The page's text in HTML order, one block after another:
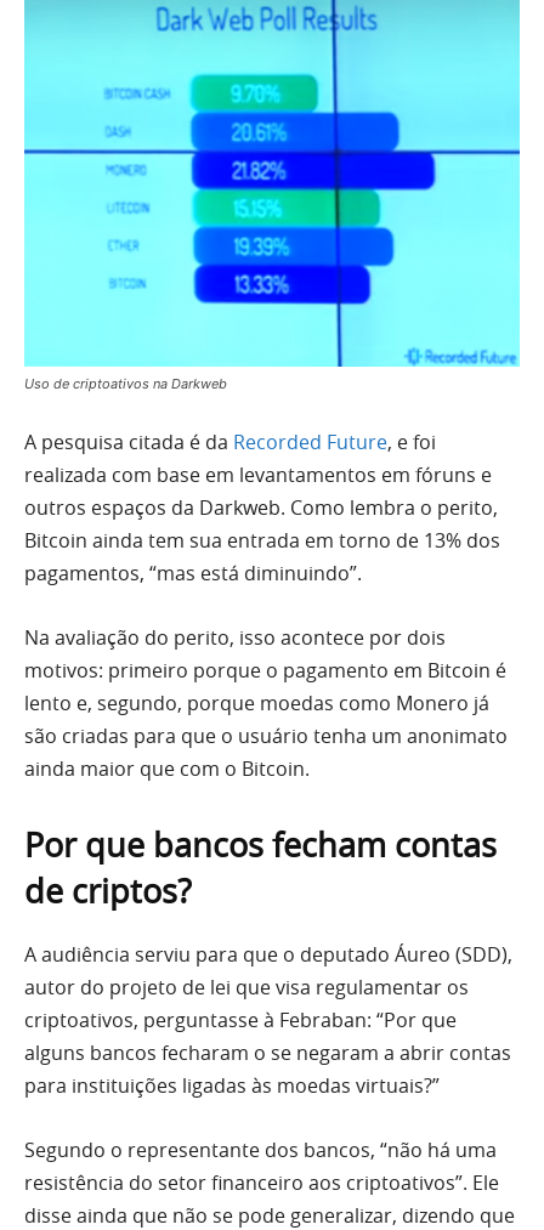
Uso de criptoativos na Darkweb
A pesquisa citada é da Recorded Future, e foi
realizada com base em levantamentos em fóruns e
outros espaços da Darkweb. Como lembra o perito,
Bitcoin ainda tem sua entrada em torno de 13% dos
pagamentos, “mas está diminuindo”.
Na avaliação do perito, isso acontece por dois
motivos: primeiro porque o pagamento em Bitcoin é
lento e, segundo, porque moedas como Monero já
são criadas para que o usuário tenha um anonimato
ainda maior que com o Bitcoin.
Por que bancos fecham contas
de criptos?
A audiência serviu para que o deputado Áureo (SDD),
autor do projeto de lei que visa regulamentar os
criptoativos, perguntasse à Febraban: “Por que
alguns bancos fecharam o se negaram a abrir contas
para instituições ligadas às moedas virtuais?”
Segundo o representante dos bancos, “não há uma
resistência do setor financeiro aos criptoativos”. Ele
disse ainda que não se pode generalizar, dizendo que